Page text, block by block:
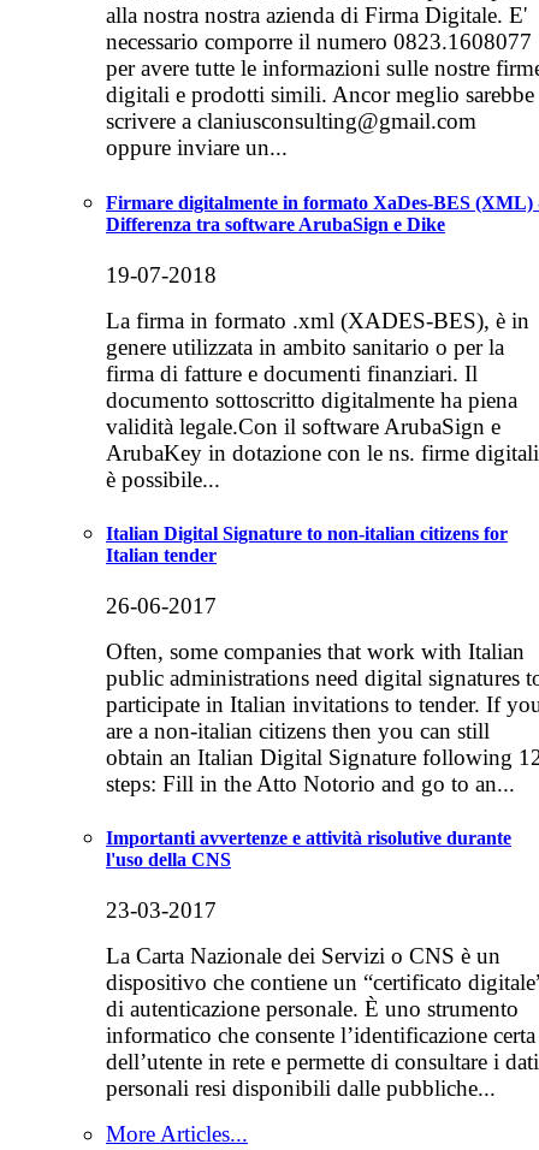
alla nostra nostra azienda di Firma Digitale. E'
necessario comporre il numero 0823.1608077
per avere tutte le informazioni sulle nostre
digitali e prodotti simili. Ancor meglio sarebbe
scrivere a claniusconsulting@gmail.com
oppure inviare un...
Firmare digitalmente in formato XaDes-BES (XML)
Differenza tra software ArubaSign e Dike
19-07-2018
La firma in formato .xml (XADES-BES), è in
genere utilizzata in ambito sanitario o per la
firma di fatture e documenti finanziari. Il
documento sottoscritto digitalmente ha piena
validità legale.Con il software ArubaSign e
ArubaKey in dotazione con le ns. firme digitali
è possibile...
Italian Digital Signature to non-italian citizens for
Italian tender
26-06-2017
Often, some companies that work with Italian
public administrations need digital signatures
participate in Italian invitations to tender. If
are a non-italian citizens then you can still
obtain an Italian Digital Signature following
steps: Fill in the Atto Notorio and go to an...
Importanti avvertenze e attività risolutive durante
l'uso della CNS
23-03-2017
La Carta Nazionale dei Servizi o CNS è un
dispositivo che contiene un “certificato
di autenticazione personale. È uno strumento
informatico che consente l’identificazione certa
dell’utente in rete e permette di consultare i dati
personali resi disponibili dalle pubbliche...
More Articles...